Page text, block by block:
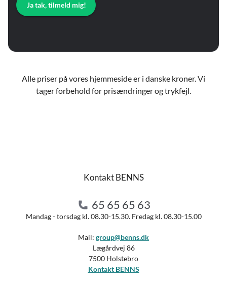
Ja tak, tilmeld mig!
Alle priser på vores hjemmeside er i danske kroner. Vi
tager forbehold for prisændringer og trykfejl.
Kontakt BENNS
65 65 65 63
Mandag - torsdag kl. 08.30-15.30. Fredag kl. 08.30-15.00
Mail: group@benns.dk
Lægårdvej 86
7500 Holstebro
Kontakt BENNS